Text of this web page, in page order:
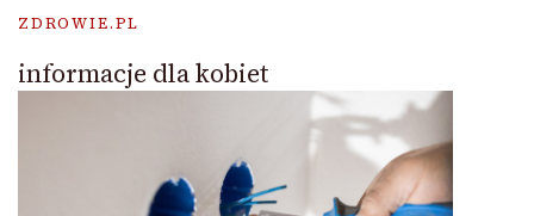
ZDROWIE.PL
informacje dla kobiet